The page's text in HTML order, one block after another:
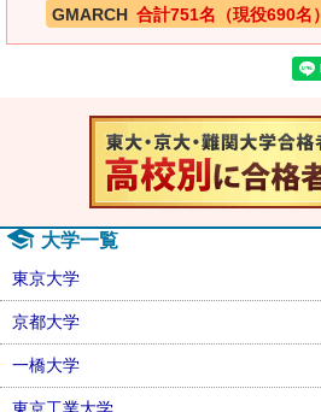
GMARCH 合計751名（現役690名）
大学一覧
東京大学
京都大学
一橋大学